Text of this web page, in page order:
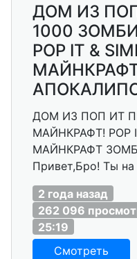
ДОМ ИЗ
1000
POP IT &
ДОМ ИЗ ПОП ИТ
МАЙНКРАФТ! POP
МАЙНКРАФТ
Привет,Бро! Ты на
2 года назад
262 096
25:19
Смотреть